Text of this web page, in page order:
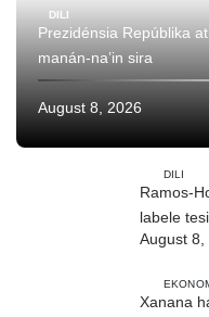
DILI
Prezidénsia Repúblika
manán-na’in sira
August 8, 2026
DILI
Ramos-
labele
matan
August 8,
Xanana